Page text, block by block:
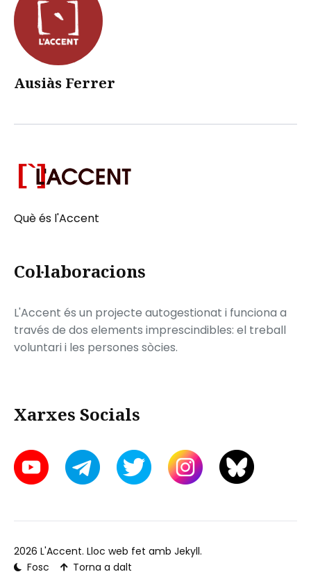
Ausiàs Ferrer
Què és l'Accent
Col·laboracions
L'Accent és un projecte autogestionat i funciona a
través de dos elements imprescindibles: el treball
voluntari i les persones sòcies.
Xarxes Socials
2026 L'Accent. Lloc web fet amb Jekyll.
Fosc
Torna a dalt